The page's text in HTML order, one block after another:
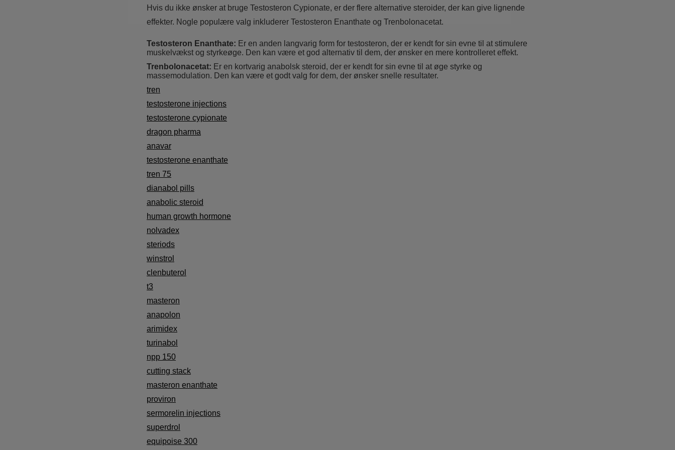
Hvis du ikke ønsker at bruge Testosteron Cypionate, er der flere alternative steroider, der kan give lignende
effekter. Nogle populære valg inkluderer Testosteron Enanthate og Trenbolonacetat.
Testosteron Enanthate: Er en anden langvarig form for testosteron, der er kendt for sin evne til at stimulere
muskelvækst og styrkeøge. Den kan være et god alternativ til dem, der ønsker en mere kontrolleret effekt.
Trenbolonacetat: Er en kortvarig anabolsk steroid, der er kendt for sin evne til at øge styrke og
massemodulation. Den kan være et godt valg for dem, der ønsker snelle resultater.
tren
testosterone injections
testosterone cypionate
dragon pharma
anavar
testosterone enanthate
tren 75
dianabol pills
anabolic steroid
human growth hormone
nolvadex
steriods
winstrol
clenbuterol
t3
masteron
anapolon
arimidex
turinabol
npp 150
cutting stack
masteron enanthate
proviron
sermorelin injections
superdrol
equipoise 300